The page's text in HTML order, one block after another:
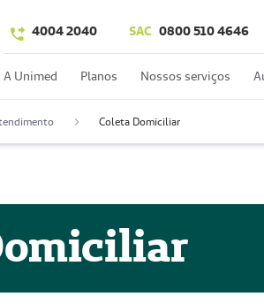
4004 2040 SAC 0800 510 4646
A Unimed Planos Nossos serviços
Coleta Domiciliar